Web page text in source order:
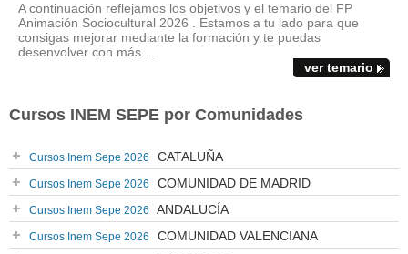
A continuación reflejamos los objetivos y el temario del FP
Animación Sociocultural 2026 . Estamos a tu lado para que
consigas mejorar mediante la formación y te puedas
desenvolver con más ...
ver temario
Cursos INEM SEPE por Comunidades
Cursos Inem Sepe 2026 CATALUÑA
Cursos Inem Sepe 2026 COMUNIDAD DE MADRID
Cursos Inem Sepe 2026 ANDALUCÍA
Cursos Inem Sepe 2026 COMUNIDAD VALENCIANA